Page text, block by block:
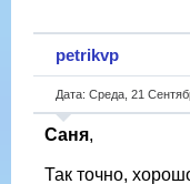
petrikvp
Дата: Среда, 21
Саня,
Так точно,